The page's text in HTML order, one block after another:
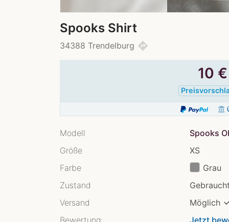
Spooks Shirt
34388 Trendelburg directions
10 €
account_balance
Modell
Spooks
Größe
XS
Farbe
Grau
Zustand
Versand
Möglich